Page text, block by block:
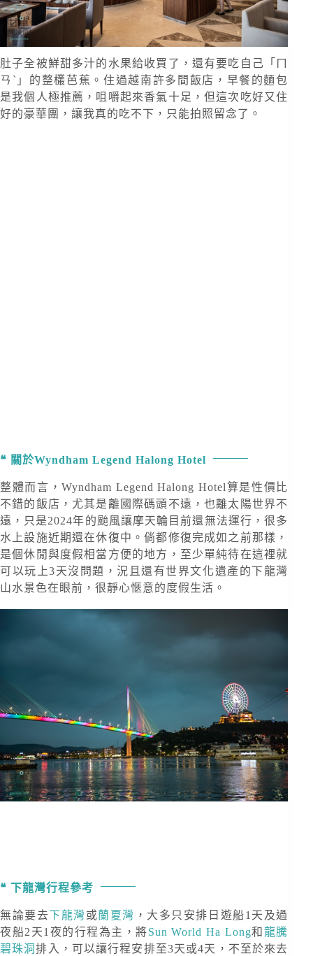
肚子全被鮮甜多汁的水果給收買了，還有要吃自己「ㄇ
ㄢˋ」的整欉芭蕉。住過越南許多間飯店，早餐的麵包
是我個人極推薦，咀嚼起來香氣十足，但這次吃好又住
好的豪華團，讓我真的吃不下，只能拍照留念了。
關於Wyndham Legend Halong Hotel
整體而言，Wyndham Legend Halong Hotel算是性價比
不錯的飯店，尤其是離國際碼頭不遠，也離太陽世界不
遠，只是2024年的颱風讓摩天輪目前還無法運行，很多
水上設施近期還在休復中。倘都修復完成如之前那樣，
是個休閒與度假相當方便的地方，至少單純待在這裡就
可以玩上3天沒問題，況且還有世界文化遺產的下龍灣
山水景色在眼前，很靜心愜意的度假生活。
下龍灣行程參考
無論要去下龍灣 或蘭夏灣 ，大多只安排日遊船1天及過
夜船2天1夜的行程為主，將Sun World Ha Long和 龍騰
碧珠洞排入，可以讓行程安排至3天或4天，不至於來去